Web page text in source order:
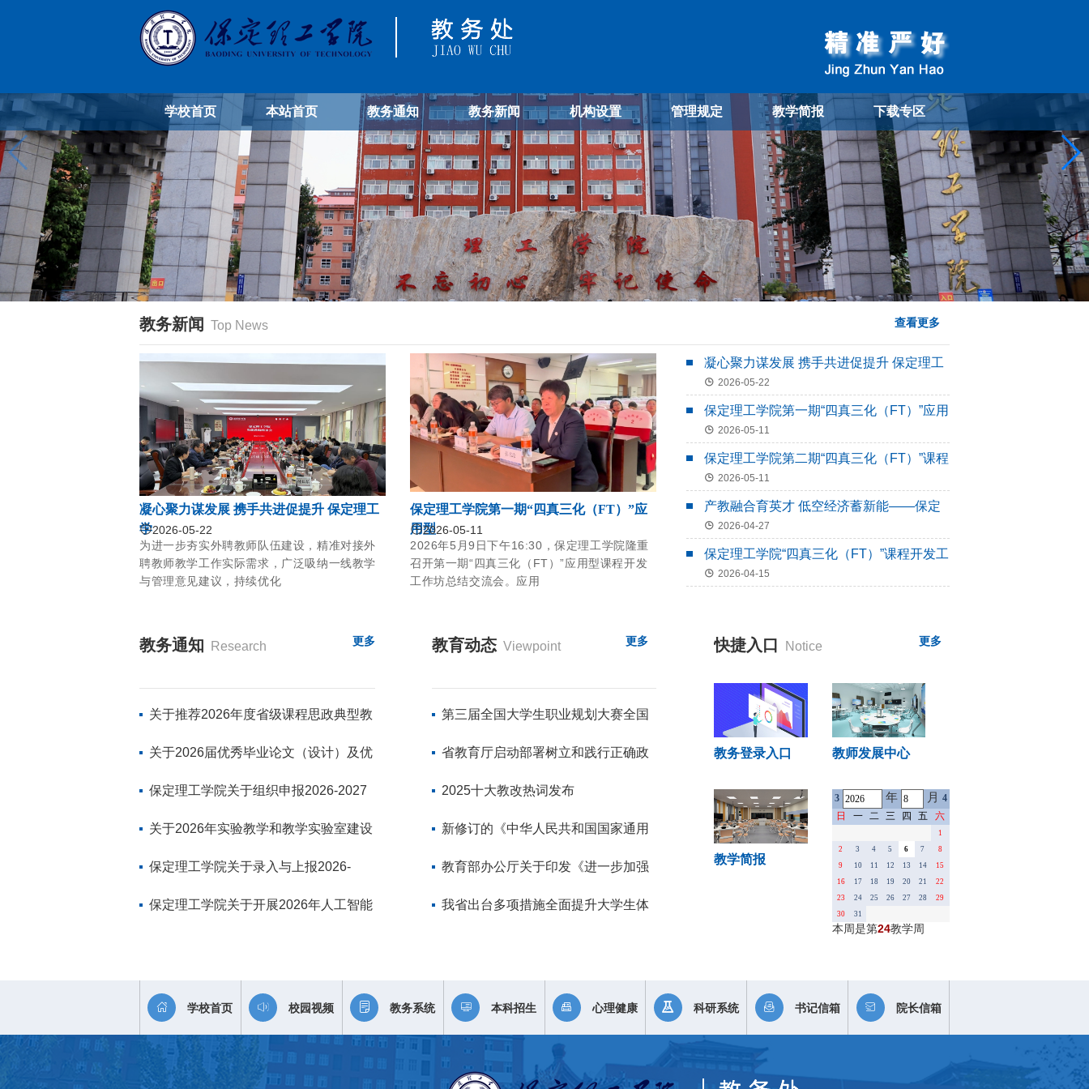
学校首页 本站首页 教务通知 教务新闻 机构设置 管理规定 教学简报 下载专区
查看更多
教务新闻 Top News
凝心聚力谋发展 携手共进促提升 保定理工
学2026-05-22
为进一步夯实外聘教师队伍建设，精准对接外
聘教师教学工作实际需求，广泛吸纳一线教学
与管理意见建议，持续优化
保定理工学院第一期“四真三化（FT）”应
用型2026-05-11
2026年5月9日下午16:30，保定理工学院隆重
召开第一期“四真三化（FT）”应用型课程开发
工作坊总结交流会。应用
凝心聚力谋发展 携手共进促提升 保定理工
学 2026-05-22
保定理工学院第一期“四真三化（FT）”应用
型 2026-05-11
保定理工学院第二期“四真三化（FT）”课程
开 2026-05-11
产教融合育英才 低空经济蓄新能——保定
理工2026-04-27
保定理工学院“四真三化（FT）”课程开发工
作 2026-04-15
更多
教务通知 Research
关于推荐2026年度省级课程思政典型教
学案例
关于2026届优秀毕业论文（设计）及优
秀指导教
保定理工学院关于组织申报2026-2027
学年第1
​关于2026年实验教学和教学实验室建设
研究
保定理工学院关于录入与上报2026-
2027学年第
保定理工学院关于开展2026年人工智能
更多
教育动态 Viewpoint
​第三届全国大学生职业规划大赛全国
总决赛
省教育厅启动部署树立和践行正确政
绩观学习
2025十大教改热词发布
新修订的《中华人民共和国国家通用
语言文字
教育部办公厅关于印发《进一步加强
中小学生
我省出台多项措施全面提升大学生体
更多
快捷入口 Notice
教务登录入口 教师发展中心
教学简报
3 年 月 4
日
一 二 三 四 五 六
1
2
3 4 5 6 7
8
9
10 11 12 13 14
15
16
17 18 19 20 21
22
23
24 25 26 27 28
29
30
31
本周是第24教学周
学校首页 校园视频 教务系统 本科招生 心理健康 科研系统 书记信箱 院长信箱